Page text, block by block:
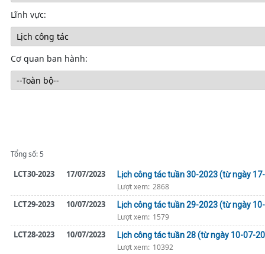
Lĩnh vực:
Cơ quan ban hành:
Tổng số: 5
LCT30-2023 17/07/2023 Lịch công tác tuần 30-2023 (từ ngày
Lượt xem: 2868
LCT29-2023 10/07/2023 Lịch công tác tuần 29-2023 (từ ngày
Lượt xem: 1579
LCT28-2023 10/07/2023 Lịch công tác tuần 28 (từ ngày 10-07-
Lượt xem: 10392